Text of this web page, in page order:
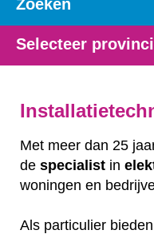
Zoeken
Selecteer
Met meer dan 25
de specialist in
woningen en
Als particulier